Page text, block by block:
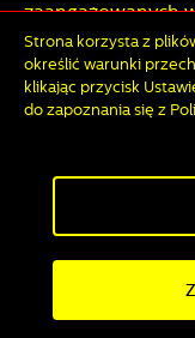
zaangażowanych
Radach Seniorów
Wieku z terenu
projektu
sposobem na
zakończenie
marzeń
wykorzystania na
Seniorów
HARMONOGRAM
Strona korzysta z
określić warunki
klikając przycisk
do zapoznania się z